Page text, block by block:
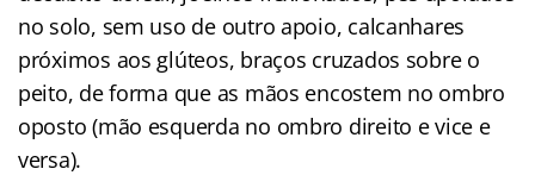
no solo, sem uso de outro apoio, calcanhares
próximos aos glúteos, braços cruzados sobre o
peito, de forma que as mãos encostem no ombro
oposto (mão esquerda no ombro direito e vice e
versa).